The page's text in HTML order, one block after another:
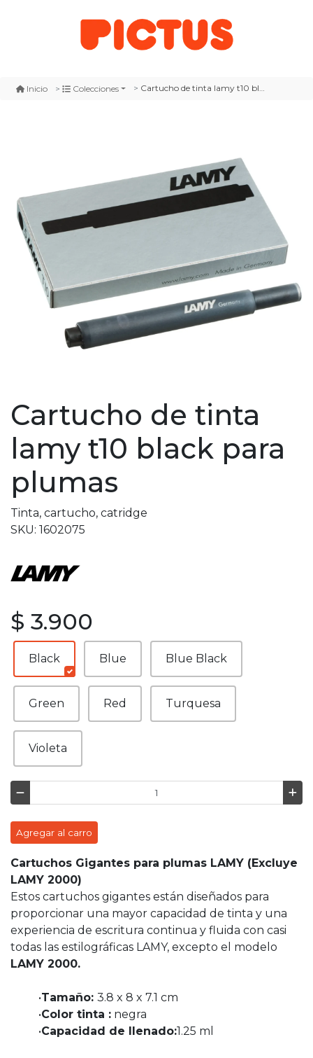
Inicio Colecciones Cartucho de tinta lamy t10 black para plumas
Cartucho de tinta
lamy t10 black para
plumas
Tinta, cartucho, catridge
SKU: 1602075
$ 3.900
Black Blue Blue Black
Green Red Turquesa
Violeta
Agregar al carro
Cartuchos Gigantes para plumas LAMY (Excluye
LAMY 2000)
Estos cartuchos gigantes están diseñados para
proporcionar una mayor capacidad de tinta y una
experiencia de escritura continua y fluida con casi
todas las estilográficas LAMY, excepto el modelo
LAMY 2000.
•Tamaño: 3.8 x 8 x 7.1 cm
•Color tinta : negra
•Capacidad de llenado:1.25 ml